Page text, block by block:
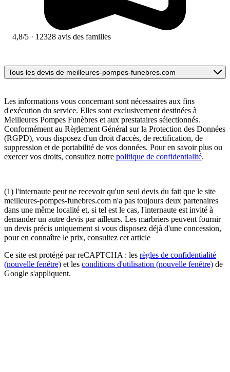
4,8/5 · 12328 avis des familles
Tous les devis de meilleures-pompes-funebres.com
Les informations vous concernant sont nécessaires aux fins
d'exécution du service. Elles sont exclusivement destinées à
Meilleures Pompes Funèbres et aux prestataires sélectionnés.
Conformément au Règlement Général sur la Protection des Données
(RGPD), vous disposez d'un droit d'accès, de rectification, de
suppression et de portabilité de vos données. Pour en savoir plus ou
exercer vos droits, consultez notre politique de confidentialité.
(1) l'internaute peut ne recevoir qu'un seul devis du fait que le site
meilleures-pompes-funebres.com n'a pas toujours deux partenaires
dans une même localité et, si tel est le cas, l'internaute est invité à
demander un autre devis par ailleurs. Les marbriers peuvent fournir
un devis précis uniquement si vous disposez déjà d'une concession,
pour en connaître le prix, consultez cet article
Ce site est protégé par reCAPTCHA : les règles de confidentialité
(nouvelle fenêtre) et les conditions d'utilisation (nouvelle fenêtre) de
Google s'appliquent.